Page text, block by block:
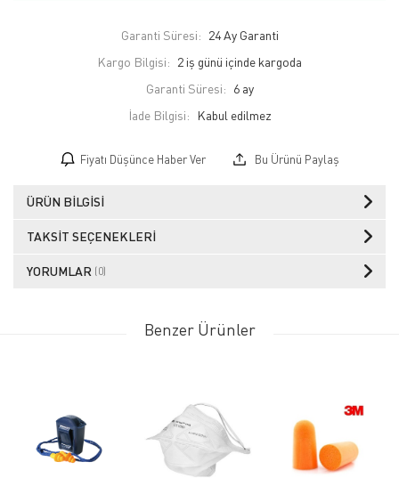
Garanti Süresi: 24 Ay Garanti
Kargo Bilgisi: 2 iş günü içinde kargoda
Garanti Süresi: 6 ay
İade Bilgisi:
Fiyatı Düşünce Haber Ver Bu Ürünü Paylaş
ÜRÜN BILGISI
TAKSIT SEÇENEKLERI
YORUMLAR (0)
Benzer Ürünler